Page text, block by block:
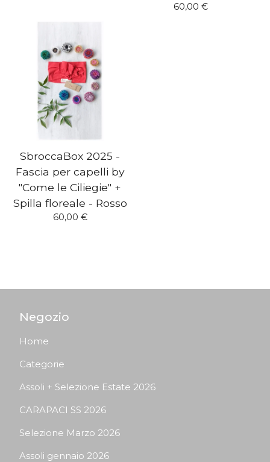
60,00 €
SbroccaBox 2025 -
Fascia per capelli by
"Come le Ciliegie" +
Spilla floreale - Rosso
60,00 €
Negozio
Home
Categorie
Assoli + Selezione Estate 2026
CARAPACI SS 2026
Selezione Marzo 2026
Assoli gennaio 2026